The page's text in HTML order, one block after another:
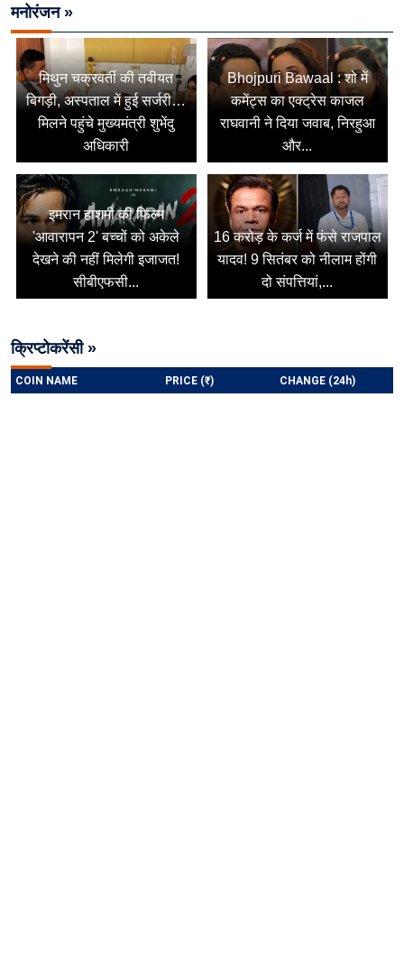
मनोरंजन »
मिथुन चक्रवर्ती की तबीयत
बिगड़ी, अस्पताल में हुई सर्जरी…
मिलने पहुंचे मुख्यमंत्री शुभेंदु
अधिकारी
Bhojpuri Bawaal : शो में
कमेंट्स का एक्ट्रेस काजल
राघवानी ने दिया जवाब, निरहुआ
और...
इमरान हाशमी की फिल्म
'आवारापन 2' बच्चों को अकेले
देखने की नहीं मिलेगी इजाजत!
सीबीएफसी...
16 करोड़ के कर्ज में फंसे राजपाल
यादव! 9 सितंबर को नीलाम होंगी
दो संपत्तियां,...
क्रिप्टोकरेंसी »